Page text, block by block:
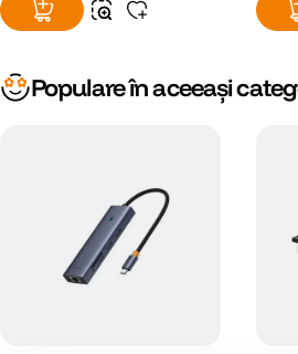
Populare în aceeași